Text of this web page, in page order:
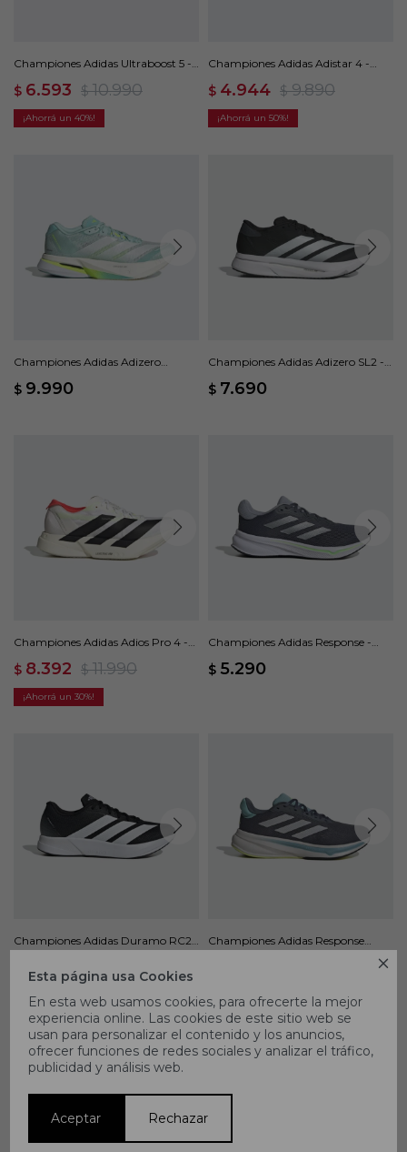

Esta página usa Cookies
En esta web usamos cookies, para ofrecerte la mejor
experiencia online. Las cookies de este sitio web se
usan para personalizar el contenido y los anuncios,
ofrecer funciones de redes sociales y analizar el tráfico,
publicidad y análisis web.
Aceptar Rechazar
Championes Adidas Ultraboost 5 -
$ 6.593 $ 10.990
40
Championes Adidas Adistar 4 -
$ 4.944 $ 9.890
50
Championes Adidas Adizero
$ 9.990
Championes Adidas Adizero SL2 -
$ 7.690
Championes Adidas Adios Pro 4 -
$ 8.392 $ 11.990
30
Championes Adidas Response -
$ 5.290
Championes Adidas Duramo RC2 -
3.690
Championes Adidas Response